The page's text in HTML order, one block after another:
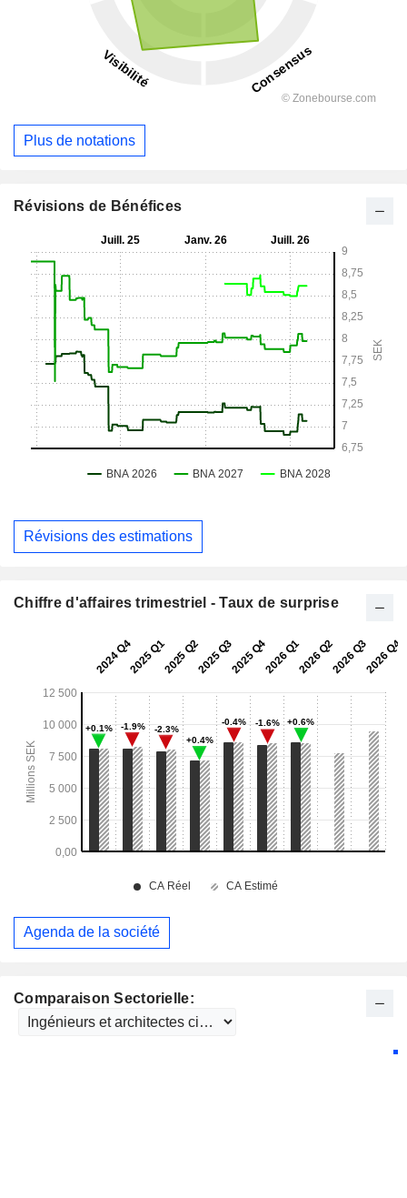
Comparaison Sectorielle:
Plus de notations
Révisions de Bénéfices
Révisions des estimations
Chiffre d'affaires trimestriel - Taux de surprise
Agenda de la société